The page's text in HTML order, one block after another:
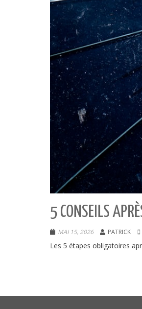
5 CONSEILS
MAI 15, 2026 PATRICK
Les 5 étapes obligatoires